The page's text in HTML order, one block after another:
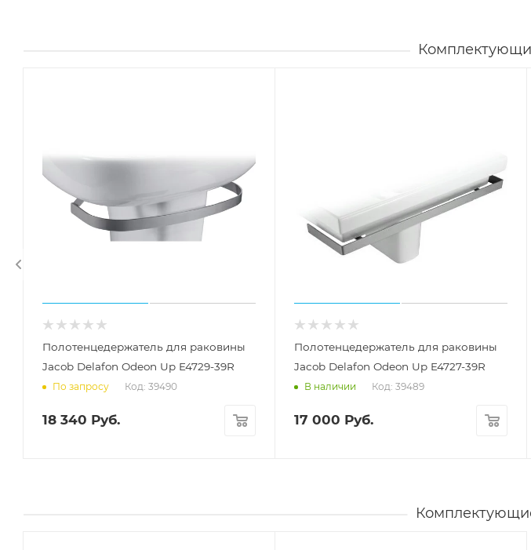
Полотенцедержатель для раковины
Jacob Delafon Odeon Up E4729-39R
По запросу Код: 39490
18 340 Руб.
Полотенцедержатель для раковины
Jacob Delafon Odeon Up E4727-39R
В наличии Код: 39489
17 000 Руб.